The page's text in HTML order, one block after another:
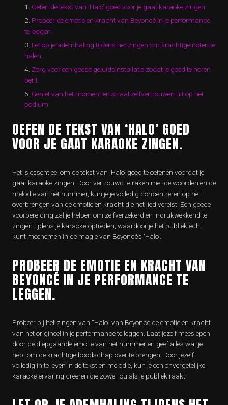
Oefen de tekst van ‘Halo’ goed voor je gaat karaoke zingen.
Probeer de emotie en kracht van Beyoncé in je performance
te leggen.
Let op je ademhaling tijdens het zingen om krachtige noten te
halen.
Zorg voor een goede geluidsinstallatie zodat je goed te horen
bent.
Geniet van het moment en straal zelfvertrouwen uit op het
podium.
OEFEN DE TEKST VAN ‘HALO’ GOED
VOOR JE GAAT KARAOKE ZINGEN.
Het is essentieel om de tekst van ‘Halo’ goed te oefenen voordat je
gaat karaoke zingen. Door vertrouwd te raken met de woorden en de
melodie van het nummer, kun je je volledig concentreren op het
overbrengen van de emotie en kracht die het lied vereist. Een goede
voorbereiding zal je helpen om zelfverzekerd en indrukwekkend te
zingen tijdens je karaoke-optreden, waardoor je het publiek echt
kunt meenemen in de magie van Beyoncé’s ‘Halo’.
PROBEER DE EMOTIE EN KRACHT VAN
BEYONCÉ IN JE PERFORMANCE TE
LEGGEN.
Probeer bij het zingen van “Halo” van Beyoncé de emotie en kracht
van het origineel in je performance te leggen. Laat jezelf meeslepen
door de diepgaande emotie van het nummer en geef alles wat je
hebt om de krachtige boodschap over te brengen. Door jezelf
volledig in te leven in de tekst en melodie, kun je een onvergetelijke
karaoke-ervaring creëren die zowel jou als je publiek raakt.